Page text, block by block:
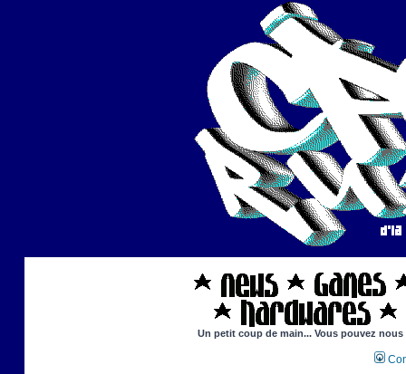
Un petit coup de main... Vous pouvez